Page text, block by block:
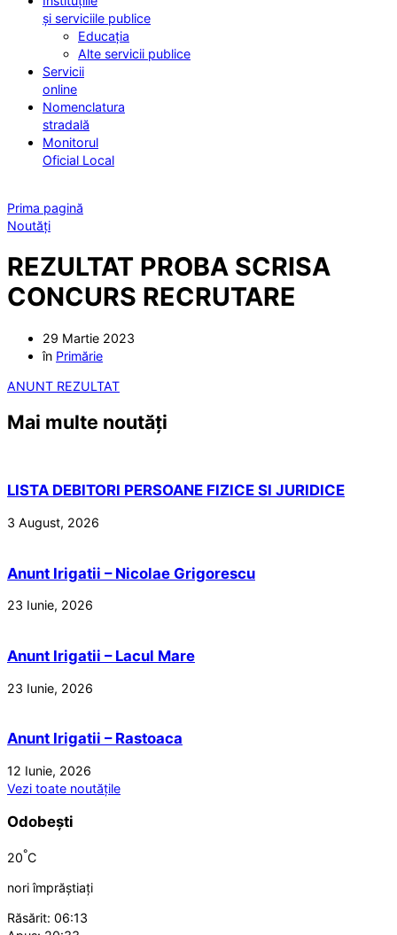
și serviciile publice
Educația
Alte servicii publice
Servicii
online
Nomenclatura
stradală
Monitorul
Oficial Local
Prima pagină
Noutăți
REZULTAT PROBA SCRISA
CONCURS RECRUTARE
29 Martie 2023
în Primărie
ANUNT REZULTAT
Mai multe noutăți
LISTA DEBITORI PERSOANE FIZICE SI JURIDICE
3 August, 2026
Anunt Irigatii – Nicolae Grigorescu
23 Iunie, 2026
Anunt Irigatii – Lacul Mare
23 Iunie, 2026
Anunt Irigatii – Rastoaca
12 Iunie, 2026
Vezi toate noutățile
Odobești
20°C
nori împrăștiați
Răsărit: 06:13